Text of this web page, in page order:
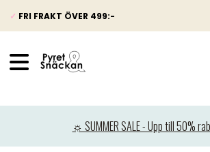
✓ FRI FRAKT ÖVER 499:-
☼ SUMMER SALE - Upp till 50%
Barnvagnar